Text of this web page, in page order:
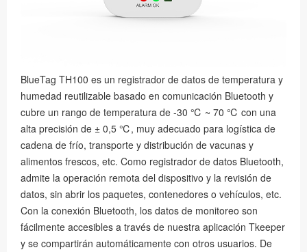
BlueTag TH100 es un registrador de datos de temperatura y
humedad reutilizable basado en comunicación Bluetooth y
cubre un rango de temperatura de -30 ℃ ~ 70 ℃ con una
alta precisión de ± 0,5 ℃, muy adecuado para logística de
cadena de frío, transporte y distribución de vacunas y
alimentos frescos, etc. Como registrador de datos Bluetooth,
admite la operación remota del dispositivo y la revisión de
datos, sin abrir los paquetes, contenedores o vehículos, etc.
Con la conexión Bluetooth, los datos de monitoreo son
fácilmente accesibles a través de nuestra aplicación Tkeeper
y se compartirán automáticamente con otros usuarios. De